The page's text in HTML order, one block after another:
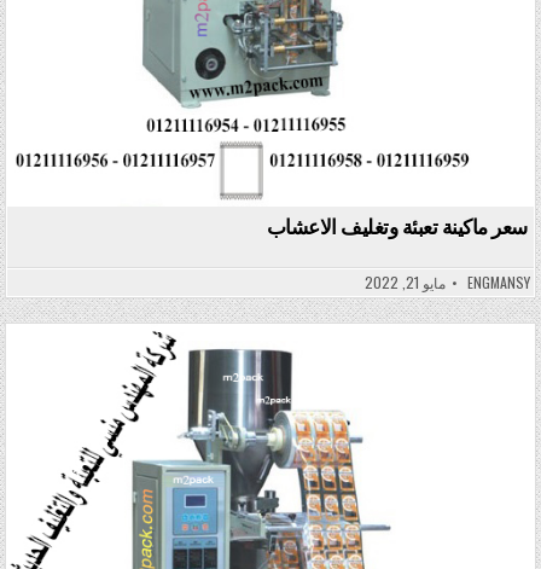
سعر ماكينة تعبئة وتغليف الاعشاب
ENGMANSY مايو 21, 2022